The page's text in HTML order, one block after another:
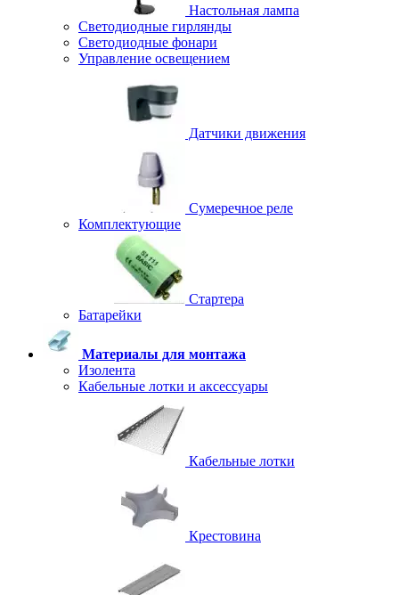
Настольная лампа
Светодиодные гирлянды
Светодиодные фонари
Управление освещением
Датчики движения
Сумеречное реле
Комплектующие
Стартера
Батарейки
Материалы для монтажа
Изолента
Кабельные лотки и аксессуары
Кабельные лотки
Крестовина